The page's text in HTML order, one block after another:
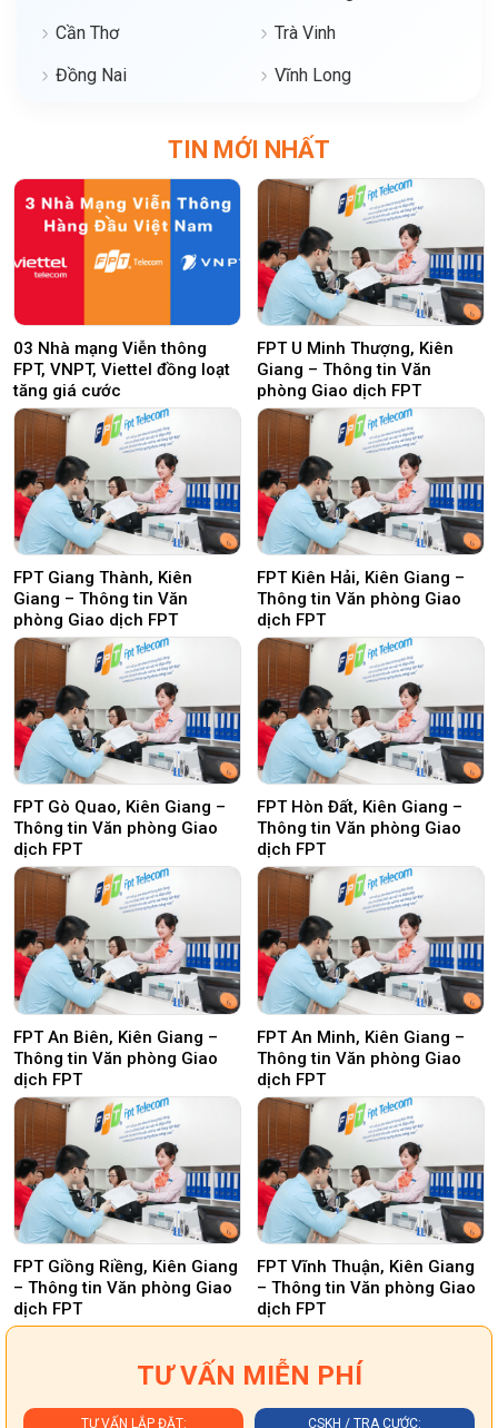
Cần Thơ
Đồng Nai
Trà Vinh
Vĩnh Long
TIN MỚI NHẤT
03 Nhà mạng Viễn thông
FPT, VNPT, Viettel đồng loạt
tăng giá cước
FPT U Minh Thượng, Kiên
Giang – Thông tin Văn
phòng Giao dịch FPT
FPT Giang Thành, Kiên
Giang – Thông tin Văn
phòng Giao dịch FPT
FPT Kiên Hải, Kiên Giang –
Thông tin Văn phòng Giao
dịch FPT
FPT Gò Quao, Kiên Giang –
Thông tin Văn phòng Giao
dịch FPT
FPT Hòn Đất, Kiên Giang –
Thông tin Văn phòng Giao
dịch FPT
FPT An Biên, Kiên Giang –
Thông tin Văn phòng Giao
dịch FPT
FPT An Minh, Kiên Giang –
Thông tin Văn phòng Giao
dịch FPT
FPT Giồng Riềng, Kiên Giang
– Thông tin Văn phòng Giao
dịch FPT
FPT Vĩnh Thuận, Kiên Giang
– Thông tin Văn phòng Giao
dịch FPT
TƯ VẤN MIỄN PHÍ
TƯ VẤN LẮP ĐẶT: CSKH / TRA CƯỚC: